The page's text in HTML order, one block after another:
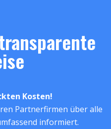
Kosten!
Partnerfirmen über alle
informiert.